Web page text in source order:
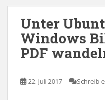
Unter
Windows
PDF
22. Juli 2017 Schreib